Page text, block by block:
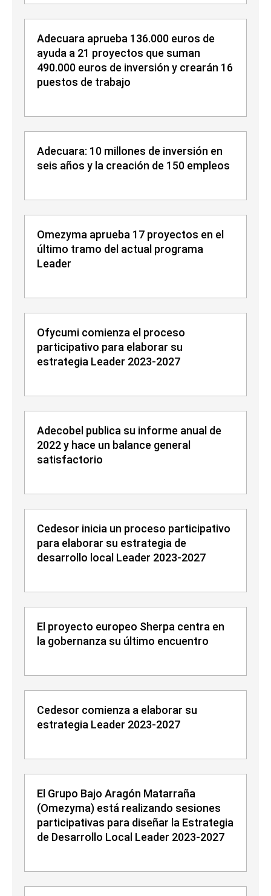
Adecuara aprueba 136.000 euros de
ayuda a 21 proyectos que suman
490.000 euros de inversión y crearán 16
puestos de trabajo
Adecuara: 10 millones de inversión en
seis años y la creación de 150 empleos
Omezyma aprueba 17 proyectos en el
último tramo del actual programa
Leader
Ofycumi comienza el proceso
participativo para elaborar su
estrategia Leader 2023-2027
Adecobel publica su informe anual de
2022 y hace un balance general
satisfactorio
Cedesor inicia un proceso participativo
para elaborar su estrategia de
desarrollo local Leader 2023-2027
El proyecto europeo Sherpa centra en
la gobernanza su último encuentro
Cedesor comienza a elaborar su
estrategia Leader 2023-2027
El Grupo Bajo Aragón Matarraña
(Omezyma) está realizando sesiones
participativas para diseñar la Estrategia
de Desarrollo Local Leader 2023-2027